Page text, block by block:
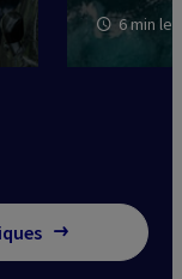
6 min